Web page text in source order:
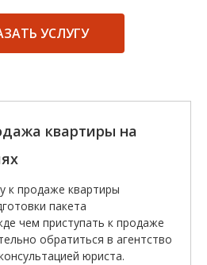
УСЛУГУ
квартиры на
к продаже квартиры
пакета
чем приступать к продаже
обратиться в агентство
юриста.